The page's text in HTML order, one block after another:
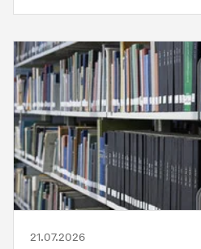
21.07.2026